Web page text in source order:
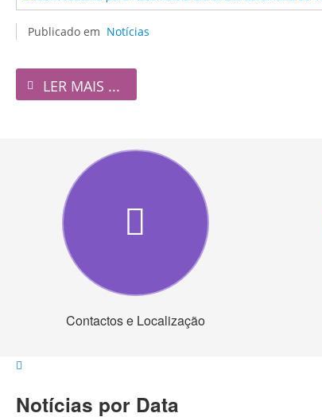
Publicado em Notícias
LER MAIS ...
Contactos e Localização
Notícias por Data